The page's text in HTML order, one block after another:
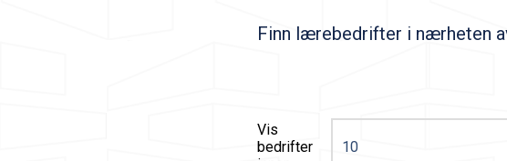
Finn lærebedrifter i nærheten
Vis
bedrifter